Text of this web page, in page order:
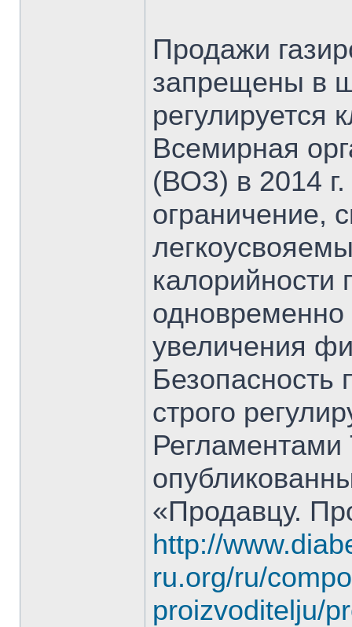
Продажи
запрещены в
регулируется
Всемирная
(ВОЗ) в 2014
ограничение,
калорийности
одновременно
увеличения
Безопасность
строго
«Продавцу.
http://
ru.org/ru/
proizvoditelju/